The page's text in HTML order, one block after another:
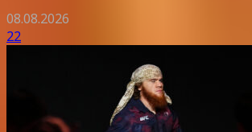
08.08.2026
22